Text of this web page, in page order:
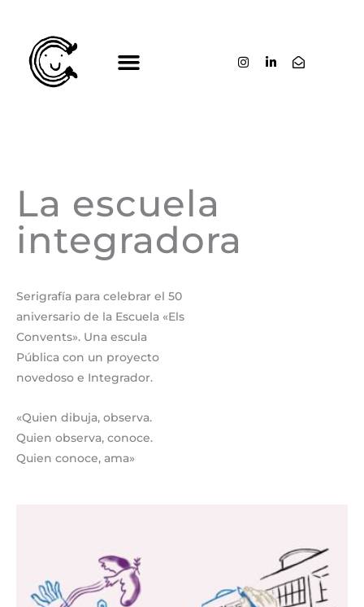
contenido
La escuela
integradora
Serigrafía para celebrar el 50
aniversario de la Escuela «Els
Convents». Una escula
Pública con un proyecto
novedoso e Integrador.
«Quien dibuja, observa.
Quien observa, conoce.
Quien conoce, ama»